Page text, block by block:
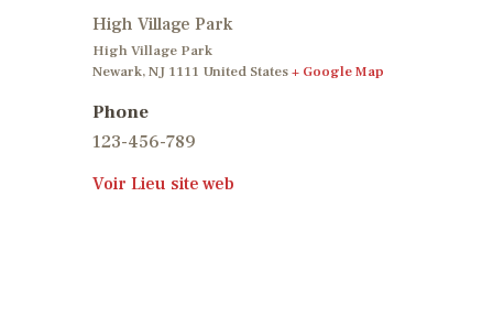
High Village Park
High Village Park
Newark,NJ 1111 United States+ Google Map
Phone
123-456-789
Voir Lieu site web